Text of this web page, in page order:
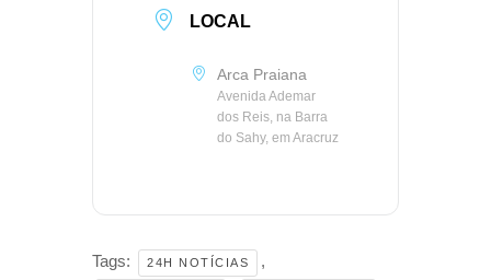
LOCAL
Arca Praiana
Avenida Ademar
dos Reis, na Barra
do Sahy, em Aracruz
Tags: 24H NOTÍCIAS ,